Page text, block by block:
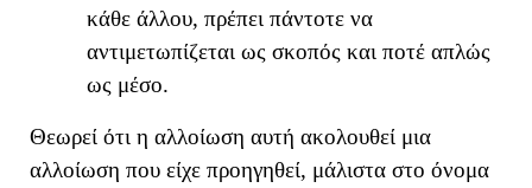
κάθε άλλου, πρέπει πάντοτε να
αντιμετωπίζεται ως σκοπός και ποτέ απλώς
ως μέσο.
Θεωρεί ότι η αλλοίωση αυτή ακολουθεί μια
αλλοίωση που είχε προηγηθεί, μάλιστα στο όνομα